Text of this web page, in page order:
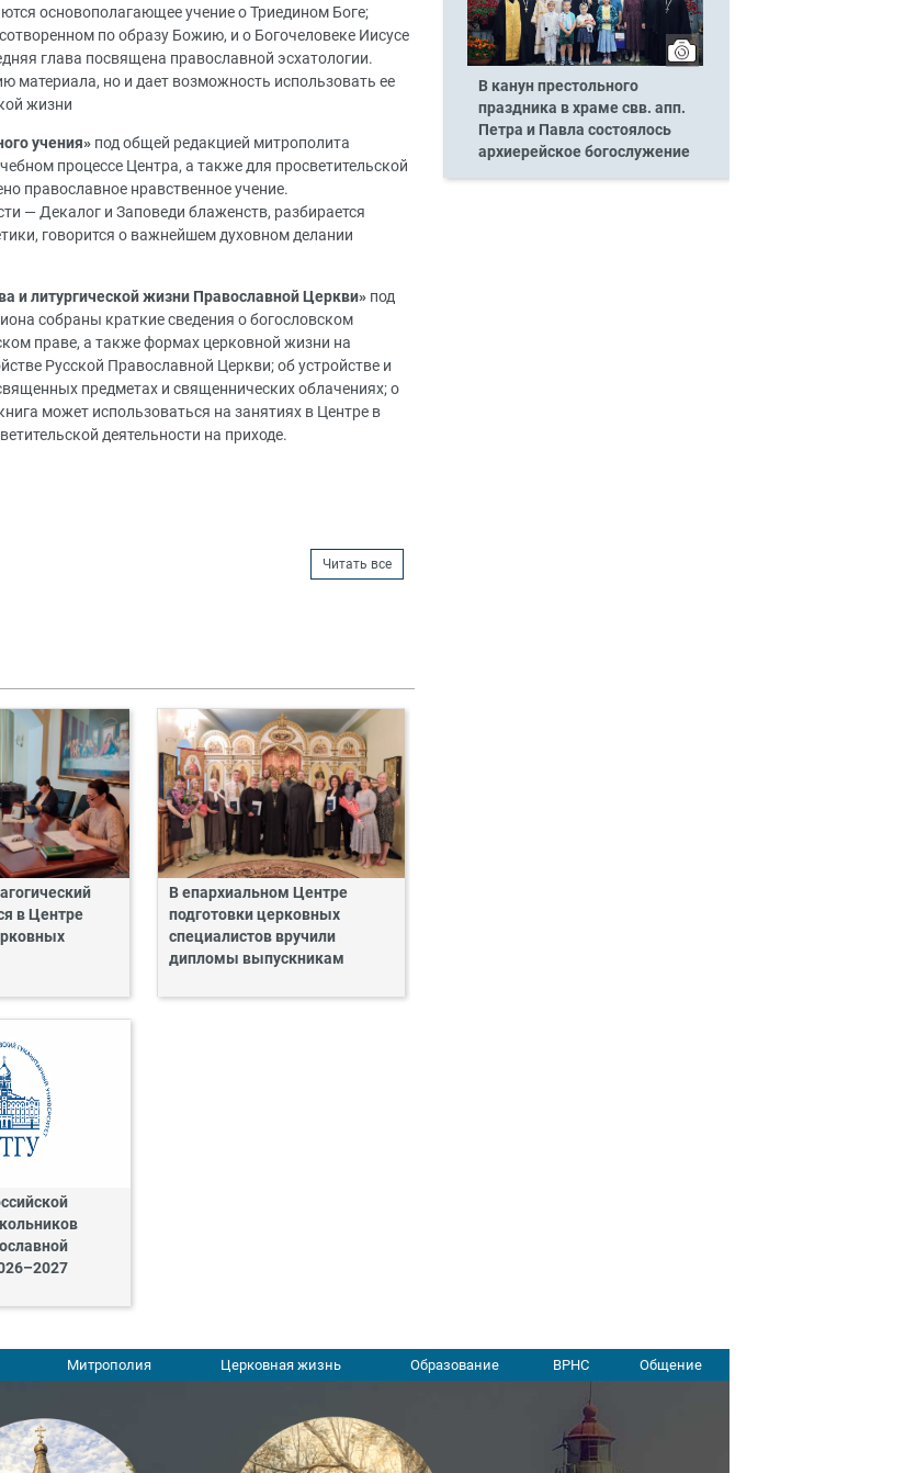
основополагающее учение о Триедином Боге;
по образу Божию, и о Богочеловеке Иисусе
глава посвящена православной эсхатологии.
материала, но и дает возможность использовать ее
жизни
учения» под общей редакцией митрополита
процессе Центра, а также для просветительской
православное нравственное учение.
— Декалог и Заповеди блаженств, разбирается
говорится о важнейшем духовном делании
и литургической жизни Православной Церкви» под
собраны краткие сведения о богословском
праве, а также формах церковной жизни на
Русской Православной Церкви; об устройстве и
предметах и священнических облачениях; о
может использоваться на занятиях в Центре в
деятельности на приходе.
Читать все
в Центре
В епархиальном Центре
подготовки церковных
специалистов вручили
дипломы выпускникам
В канун престольного
праздника в храме свв. апп.
Петра и Павла состоялось
архиерейское богослужение
Митрополия Церковная жизнь Образование ВРНС Общение